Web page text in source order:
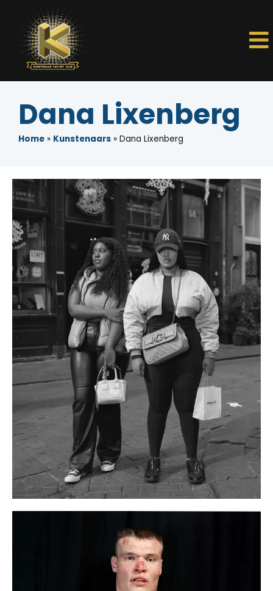
Dana Lixenberg
Home » Kunstenaars » Dana Lixenberg